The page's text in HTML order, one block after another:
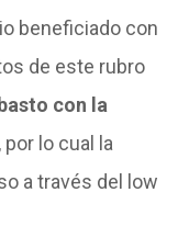
beneficiado con
de este rubro
con la
por lo cual la
a través del low